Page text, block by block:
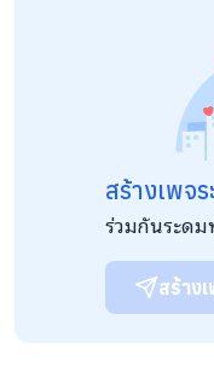
สร้างเพจ
ร่วมกันระด
สร้าง